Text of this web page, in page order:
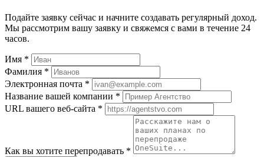
Подайте заявку сейчас и начните создавать регулярный доход.
Мы рассмотрим вашу заявку и свяжемся с вами в течение 24
часов.
Имя *
Фамилия *
Электронная почта *
Название вашей компании *
URL вашего веб-сайта *
Как вы хотите перепродавать *